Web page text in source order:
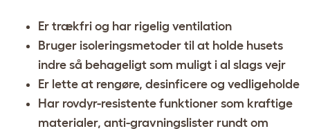
Er trækfri og har rigelig ventilation
Bruger isoleringsmetoder til at holde husets
indre så behageligt som muligt i al slags vejr
Er lette at rengøre, desinficere og vedligeholde
Har rovdyr-resistente funktioner som kraftige
materialer, anti-gravningslister rundt om